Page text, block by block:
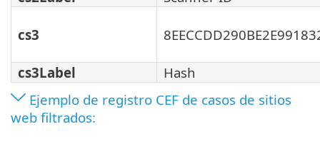
cs3
cs3Label
Hash
Ejemplo de registro CEF de casos de sitios
web filtrados: